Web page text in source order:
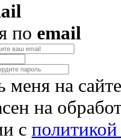
по email
меня на сайте
на
с